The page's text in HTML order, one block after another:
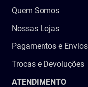
Quem Somos
Nossas Lojas
Pagamentos e Envios
Trocas e Devoluções
ATENDIMENTO